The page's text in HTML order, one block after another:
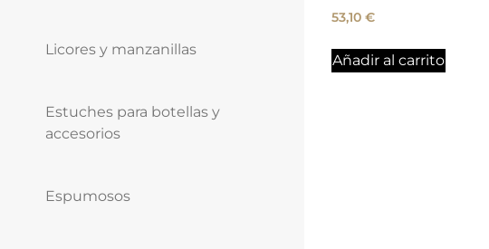
Licores y manzanillas
Estuches para botellas y
accesorios
Espumosos
53,10 €
Añadir al carrito